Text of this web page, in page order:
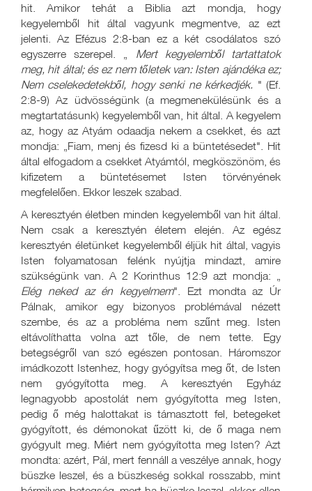
hit. Amikor tehát a Biblia azt mondja, hogy
kegyelemből hit által vagyunk megmentve, az ezt
jelenti. Az Efézus 2:8-ban ez a két csodálatos szó
egyszerre szerepel. „ Mert kegyelemből tartattatok
meg, hit által; és ez nem tőletek van: Isten ajándéka ez;
Nem cselekedetekből, hogy senki ne kérkedjék. " (Ef.
2:8-9) Az üdvösségünk (a megmenekülésünk és a
megtartatásunk) kegyelemből van, hit által. A kegyelem
az, hogy az Atyám odaadja nekem a csekket, és azt
mondja: „Fiam, menj és fizesd ki a büntetésedet". Hit
által elfogadom a csekket Atyámtól, megköszönöm, és
kifizetem a büntetésemet Isten törvényének
megfelelően. Ekkor leszek szabad.
A keresztyén életben minden kegyelemből van hit által.
Nem csak a keresztyén életem elején. Az egész
keresztyén életünket kegyelemből éljük hit által, vagyis
Isten folyamatosan felénk nyújtja mindazt, amire
szükségünk van. A 2 Korinthus 12:9 azt mondja: „
Elég neked az én kegyelmem". Ezt mondta az Úr
Pálnak, amikor egy bizonyos problémával nézett
szembe, és az a probléma nem szűnt meg. Isten
eltávolíthatta volna azt tőle, de nem tette. Egy
betegségről van szó egészen pontosan. Háromszor
imádkozott Istenhez, hogy gyógyítsa meg őt, de Isten
nem gyógyította meg. A keresztyén Egyház
legnagyobb apostolát nem gyógyította meg Isten,
pedig ő még halottakat is támasztott fel, betegeket
gyógyított, és démonokat űzött ki, de ő maga nem
gyógyult meg. Miért nem gyógyította meg Isten? Azt
mondta: azért, Pál, mert fennáll a veszélye annak, hogy
büszke leszel, és a büszkeség sokkal rosszabb, mint